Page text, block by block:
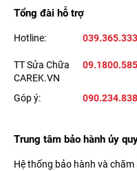
Tổng đài hỗ trợ
Hotline:
TT Sửa Chữa
CAREK.VN
Góp ý:
Trung tâm bảo hành ủy
Hệ thống bảo hành và